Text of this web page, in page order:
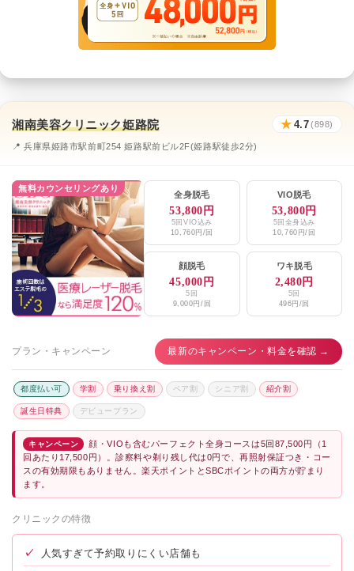
湘南美容クリニック姫路院 ★ 4.7(898)
📍 兵庫県姫路市駅前町254 姫路駅前ビル2F(姫路駅徒歩2分)
無料カウンセリングあり
全身脱毛
53,800円
5回VIO込み
10,760円/回
VIO脱毛
53,800円
5回全身込み
10,760円/回
顔脱毛
45,000円
5回
9,000円/回
ワキ脱毛
2,480円
5回
496円/回
プラン・キャンペーン 最新のキャンペーン・料金を確認 →
都度払い可 学割 乗り換え割 ペア割 シニア割 紹介割
誕生日特典 デビュープラン
キャンペーン
顔・VIOも含むパーフェクト全身コースは5回87,500円（1
回あたり17,500円）。診察料や剃り残し代は0円で、再照射保証つき・コー
スの有効期限もありません。楽天ポイントとSBCポイントの両方が貯まり
ます。
クリニックの特徴
✓ 人気すぎて予約取りにくい店舗も